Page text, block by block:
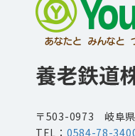
〒503-0973 岐阜県
TEL： 0584-78-